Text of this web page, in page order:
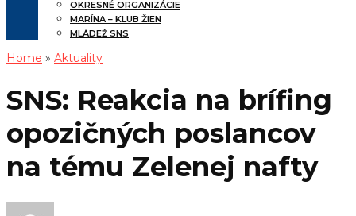
OKRESNÉ ORGANIZÁCIE
MARÍNA – KLUB ŽIEN
MLÁDEŽ SNS
Home » Aktuality
SNS: Reakcia na brífing
opozičných poslancov
na tému Zelenej nafty